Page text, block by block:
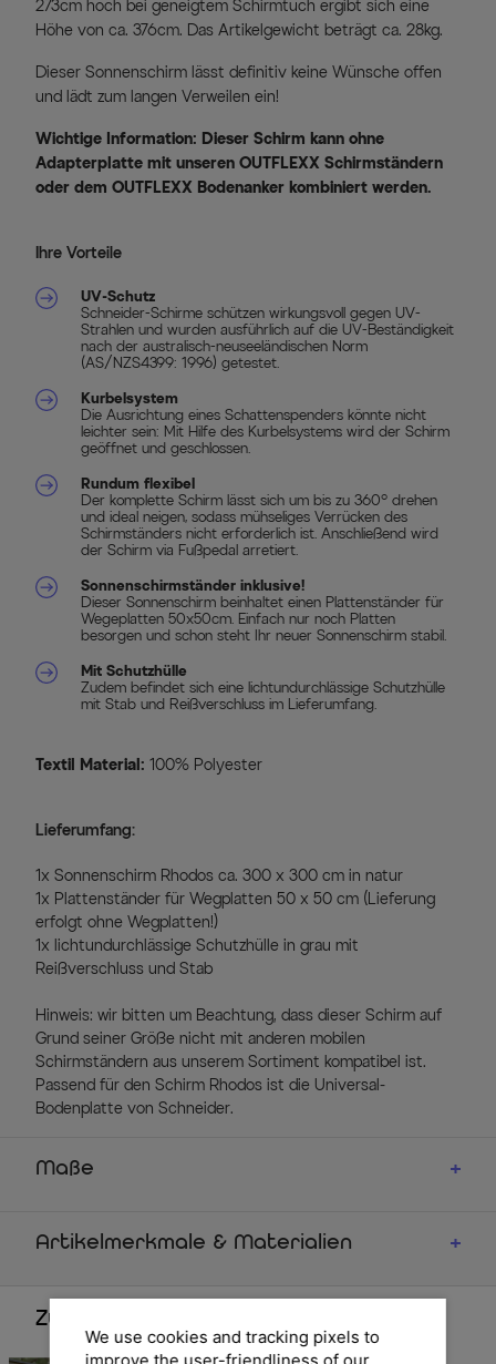
273cm hoch bei geneigtem Schirmtuch ergibt sich eine
Höhe von ca. 376cm. Das Artikelgewicht beträgt ca. 28kg.
Dieser Sonnenschirm lässt definitiv keine Wünsche offen
und lädt zum langen Verweilen ein!
Wichtige Information: Dieser Schirm kann ohne
Adapterplatte mit unseren OUTFLEXX Schirmständern
oder dem OUTFLEXX Bodenanker kombiniert werden.
Ihre Vorteile
UV-Schutz
Schneider-Schirme schützen wirkungsvoll gegen UV-
Strahlen und wurden ausführlich auf die UV-Beständigkeit
nach der australisch-neuseeländischen Norm
(AS/NZS4399: 1996) getestet.
Kurbelsystem
Die Ausrichtung eines Schattenspenders könnte nicht
leichter sein: Mit Hilfe des Kurbelsystems wird der Schirm
geöffnet und geschlossen.
Rundum flexibel
Der komplette Schirm lässt sich um bis zu 360° drehen
und ideal neigen, sodass mühseliges Verrücken des
Schirmständers nicht erforderlich ist. Anschließend wird
der Schirm via Fußpedal arretiert.
Sonnenschirmständer inklusive!
Dieser Sonnenschirm beinhaltet einen Plattenständer für
Wegeplatten 50x50cm. Einfach nur noch Platten
besorgen und schon steht Ihr neuer Sonnenschirm stabil.
Mit Schutzhülle
Zudem befindet sich eine lichtundurchlässige Schutzhülle
mit Stab und Reißverschluss im Lieferumfang.
Textil Material: 100% Polyester
Lieferumfang:
1x Sonnenschirm Rhodos ca. 300 x 300 cm in natur
1x Plattenständer für Wegplatten 50 x 50 cm (Lieferung
erfolgt ohne Wegplatten!)
1x lichtundurchlässige Schutzhülle in grau mit
Reißverschluss und Stab
Hinweis: wir bitten um Beachtung, dass dieser Schirm auf
Grund seiner Größe nicht mit anderen mobilen
Schirmständern aus unserem Sortiment kompatibel ist.
Passend für den Schirm Rhodos ist die Universal-
Bodenplatte von Schneider.
Maße
Artikelmerkmale & Materialien
Zubehör
We use cookies and tracking pixels to